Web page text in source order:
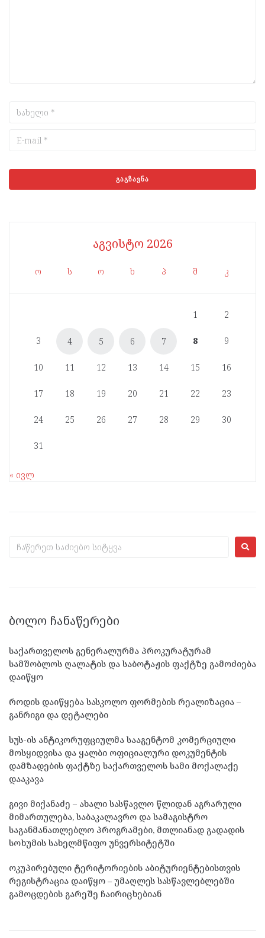
აგვისტო 2026
ო ს ო ხ პ შ კ
1 2
3 4 5 6 7 8 9
10 11 12 13 14 15 16
17 18 19 20 21 22 23
24 25 26 27 28 29 30
31
« ივლ
ᲑᲝᲚᲝ ᲩᲐᲜᲐᲬᲔᲠᲔᲑᲘ
საქართველოს გენერალურმა პროკურატურამ
სამშობლოს ღალატის და საბოტაჟის ფაქტზე გამოძიება
დაიწყო
როდის დაიწყება სასკოლო ფორმების რეალიზაცია –
განრიგი და დეტალები
სუს-ის ანტიკორუფციულმა სააგენტომ კომერციული
მოსყიდვისა და ყალბი ოფიციალური დოკუმენტის
დამზადების ფაქტზე საქართველოს სამი მოქალაქე
დააკავა
გივი მიქანაძე – ახალი სასწავლო წლიდან აგრარული
მიმართულება, საბაკალავრო და სამაგისტრო
საგანმანათლებლო პროგრამები, მთლიანად გადადის
სოხუმის სახელმწიფო უნვერსიტეტში
ოკუპირებული ტერიტორიების აბიტურიენტებისთვის
რეგისტრაცია დაიწყო – უმაღლეს სასწავლებლებში
გამოცდების გარეშე ჩაირიცხებიან